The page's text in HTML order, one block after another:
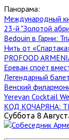
Панорама:
Международный
23-й "Золотой
Bedouin в Гарни:
Нить от
PROFOOD
Ереван споёт
Легендарный
Венский
Yerevan Cocktail
КОД КОЧАРЯНА:
Суббота 8